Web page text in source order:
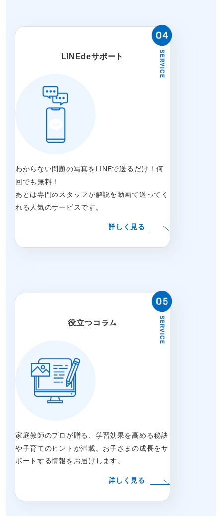
LINEdeサポート
わからない問題の写真をLINEで送るだけ！何
回でも無料！
あとは専門のスタッフが解説を動画で送ってく
れる人気のサービスです。
詳しく見る
役立つコラム
家庭教師のプロが贈る、学習効果を高める秘訣
や子育てのヒントが満載。お子さまの成長をサ
ポートする情報をお届けします。
詳しく見る